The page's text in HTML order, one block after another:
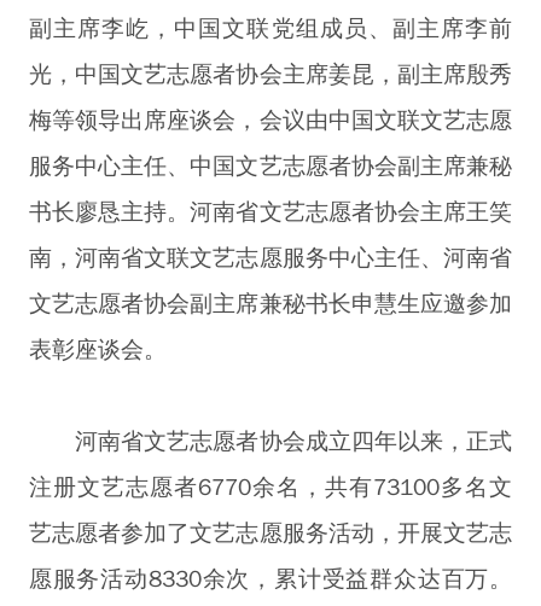
副主席李屹，中国文联党组成员、副主席李前
光，中国文艺志愿者协会主席姜昆，副主席殷秀
梅等领导出席座谈会，会议由中国文联文艺志愿
服务中心主任、中国文艺志愿者协会副主席兼秘
书长廖恳主持。河南省文艺志愿者协会主席王笑
南，河南省文联文艺志愿服务中心主任、河南省
文艺志愿者协会副主席兼秘书长申慧生应邀参加
表彰座谈会。
河南省文艺志愿者协会成立四年以来，正式
注册文艺志愿者6770余名，共有73100多名文
艺志愿者参加了文艺志愿服务活动，开展文艺志
愿服务活动8330余次，累计受益群众达百万。